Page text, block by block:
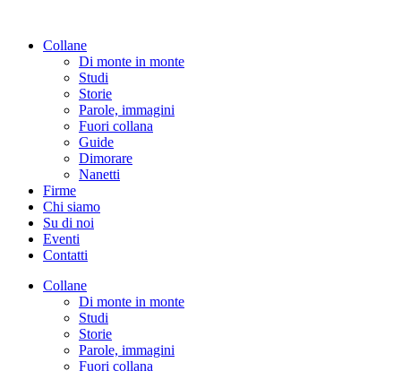
contenutoCollane
Di monte in monte
Studi
Storie
Parole, immagini
Fuori collana
Guide
Dimorare
Nanetti
Firme
Chi siamo
Su di noi
Eventi
Contatti
Collane
Di monte in monte
Studi
Storie
Parole, immagini
Fuori collana